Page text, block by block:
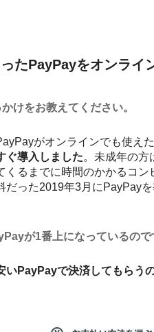
たPayPayをオンライ
をお教えてください。
がオンラインでも使え
ぐ導入しました。未成年の方
るまでに時間のかかるコン
だった2019年3月にPayPay
が1番上になっているので
いPayPayで決済してもらう